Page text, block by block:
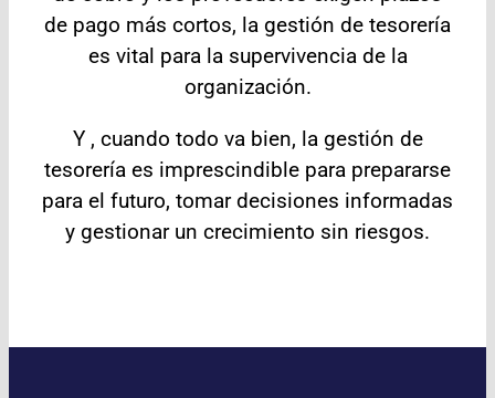
de pago más cortos, la gestión de tesorería
es vital para la supervivencia de la
organización.
Y , cuando todo va bien, la gestión de
tesorería es imprescindible para prepararse
para el futuro, tomar decisiones informadas
y gestionar un crecimiento sin riesgos.